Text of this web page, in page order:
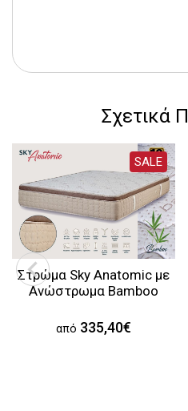
Σχετικά
SALE
Στρώμα Sky Anatomic με
Aνώστρωμα Bamboo
από 335,40€